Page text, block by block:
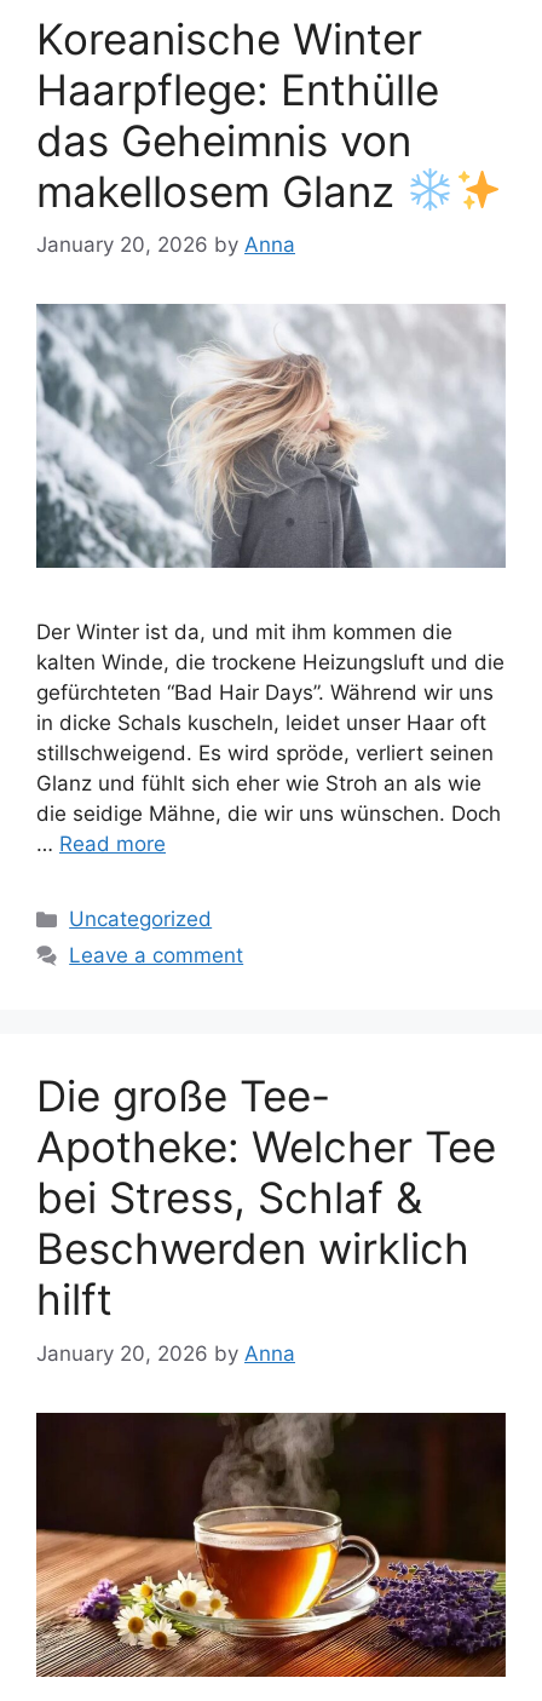
Koreanische Winter
Haarpflege: Enthülle
das Geheimnis von
makellosem Glanz
January 20, 2026 by Anna
Der Winter ist da, und mit ihm kommen die
kalten Winde, die trockene Heizungsluft und die
gefürchteten “Bad Hair Days”. Während wir uns
in dicke Schals kuscheln, leidet unser Haar oft
stillschweigend. Es wird spröde, verliert seinen
Glanz und fühlt sich eher wie Stroh an als wie
die seidige Mähne, die wir uns wünschen. Doch
… Read more
Categories
Uncategorized
Leave a comment
Die große Tee-
Apotheke: Welcher Tee
bei Stress, Schlaf &
Beschwerden wirklich
hilft
January 20, 2026 by Anna